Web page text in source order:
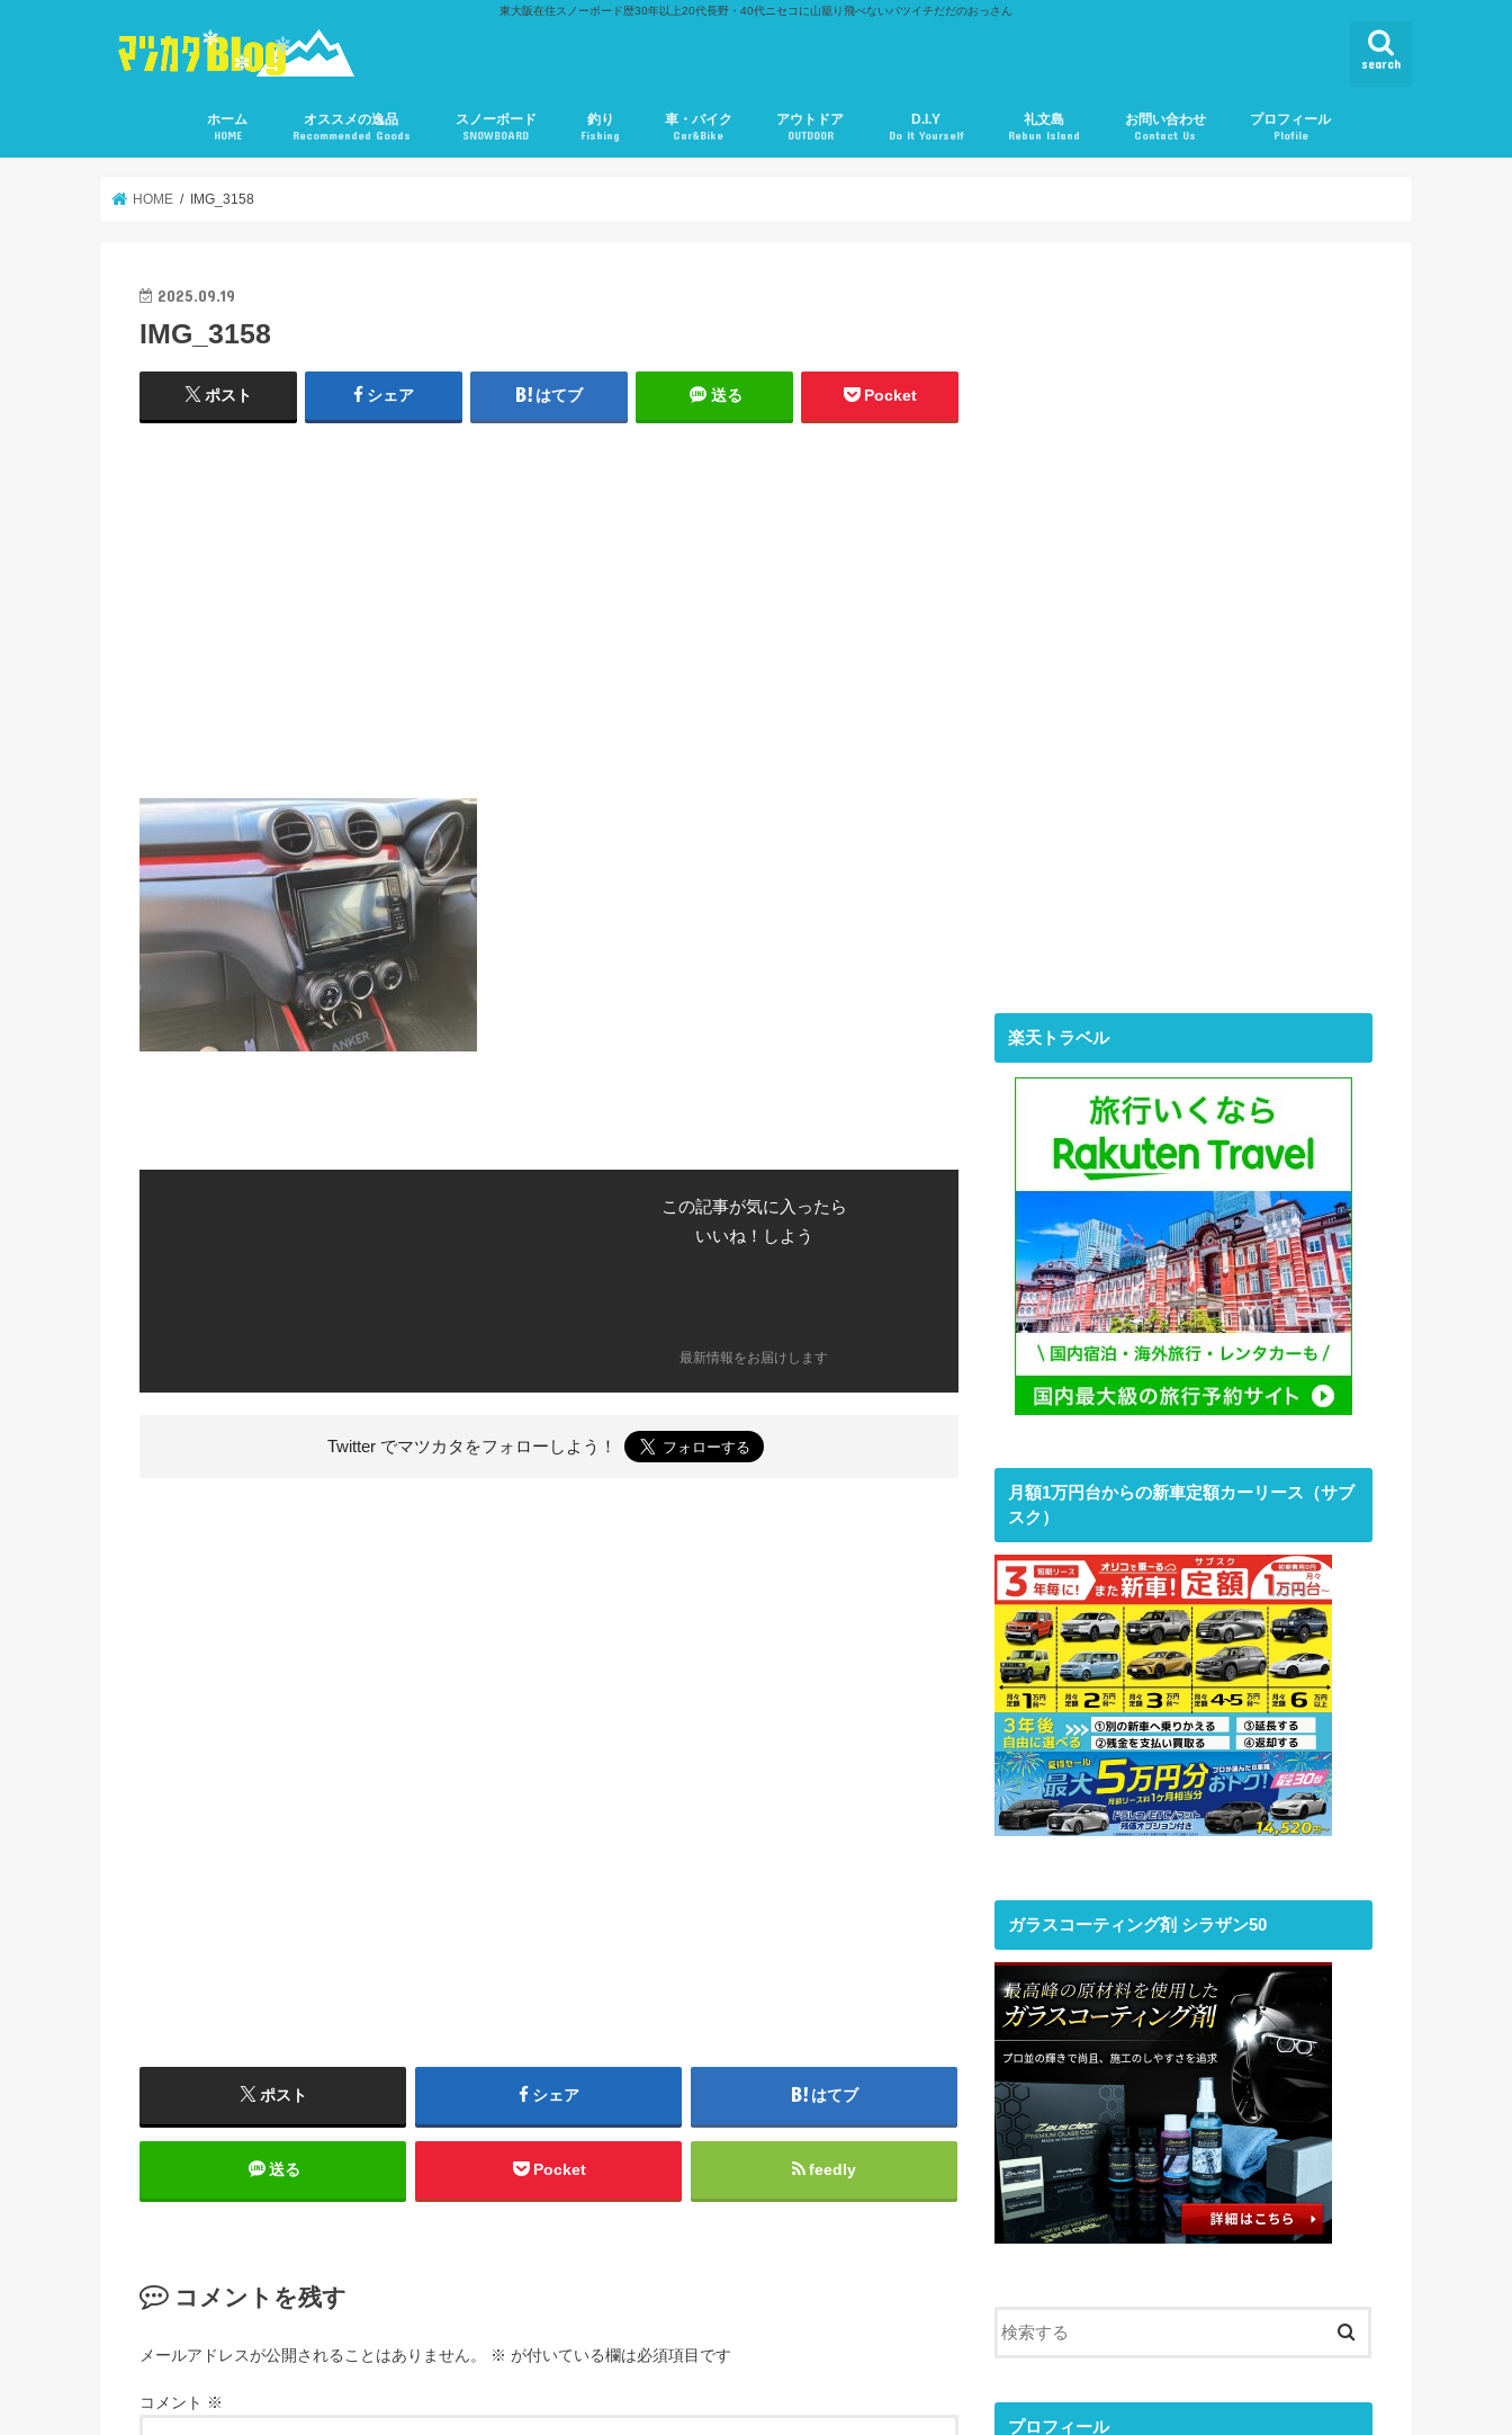
東大阪在住スノーボード歴30年以上20代長野・40代ニセコに山籠り飛べないバツイチだだのおっさん
search
ホーム
HOME
オススメの逸品
Recommended Goods
スノーボード
SNOWBOARD
釣り
Fishing
車・バイク
Car&Bike
アウトドア
OUTDOOR
D.I.Y
Do It Yourself
礼文島
Rebun Island
お問い合わせ
Contact Us
プロフィール
Plofile
HOME IMG_3158
2025.09.19
IMG_3158
ポスト シェア はてブ 送る Pocket
この記事が気に入ったら
いいね！しよう
最新情報をお届けします
Twitter でマツカタをフォローしよう！
ポスト シェア はてブ
送る Pocket feedly
コメントを残す
メールアドレスが公開されることはありません。 ※ が付いている欄は必須項目です
コメント ※
楽天トラベル
月額1万円台からの新車定額カーリース（サブ
スク）
ガラスコーティング剤 シラザン50
プロフィール